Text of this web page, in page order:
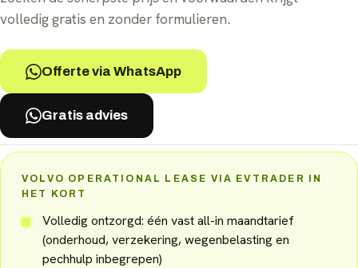
volledig gratis en zonder formulieren.
Offerte via WhatsApp
Gratis advies
VOLVO OPERATIONAL LEASE VIA EVTRADER IN
HET KORT
Volledig ontzorgd: één vast all-in maandtarief
(onderhoud, verzekering, wegenbelasting en
pechhulp inbegrepen)